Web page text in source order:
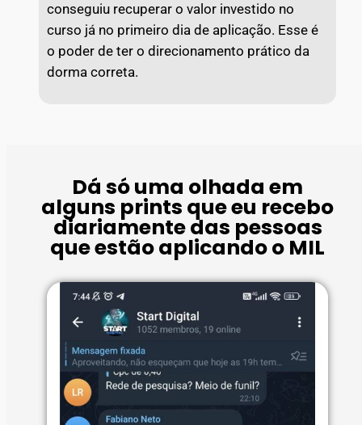
conseguiu recuperar o valor investido no
curso já no primeiro dia de aplicação. Esse é
o poder de ter o direcionamento prático da
dorma correta.
Dá só uma olhada em
alguns prints que eu recebo
diariamente das pessoas
que estão aplicando o MIL